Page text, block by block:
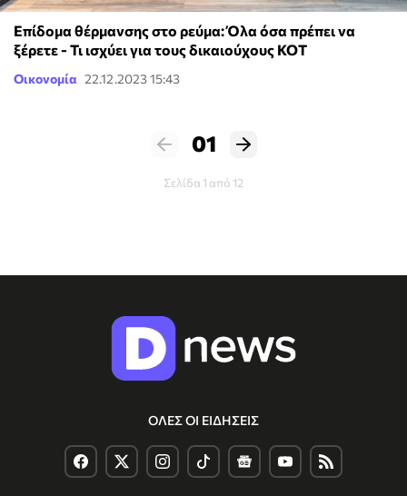
Επίδομα θέρμανσης στο ρεύμα: Όλα όσα πρέπει να
ξέρετε - Τι ισχύει για τους δικαιούχους ΚΟΤ
Οικονομία 22.12.2023 15:43
01
Σελίδα 1 από 12
ΟΛΕΣ ΟΙ ΕΙΔΗΣΕΙΣ